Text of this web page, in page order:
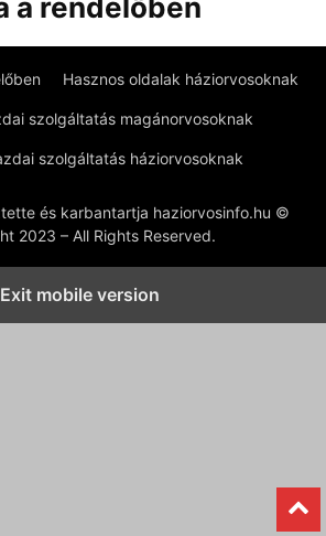
a rendelőben
Hasznos oldalak háziorvosoknak
szolgáltatás magánorvosoknak
szolgáltatás háziorvosoknak
és karbantartja haziorvosinfo.hu ©
2023 – All Rights Reserved.
Exit mobile version